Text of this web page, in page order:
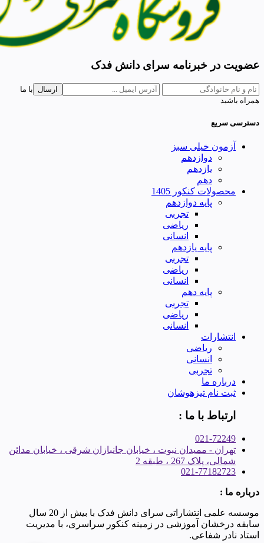
عضویت در خبرنامه سرای دانش فدک
ارسال
با ما
همراه باشید
دسترسی سریع
آزمون خیلی سبز
دوازدهم
یازدهم
دهم
محصولات کنکور 1405
پایه دوازدهم
تجربی
ریاضی
انسانی
پایه یازدهم
تجربی
ریاضی
انسانی
پایه دهم
تجربی
ریاضی
انسانی
انتشارات
ریاضی
انسانی
تجربی
درباره ما
ثبت نام تیزهوشان
ارتباط با ما :
021-72249
تهران - ممیدان نبوت ، خیابان جانبازان شرقی ، خیابان مدائن
شمالی، پلاک 267 ، طبقه 2
021-77182723
درباره ما :
موسسه علمی انتشاراتی سرای دانش فدک با بیش از 20 سال
سابقه درخشان آموزشی در زمینه کنکور سراسری، با مدیریت
استاد نادر شفاعی.